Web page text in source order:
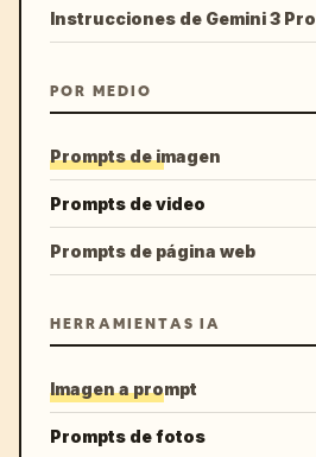
Instrucciones de Gemini 3 Pro
POR MEDIO
Prompts de imagen
Prompts de video
Prompts de página web
HERRAMIENTAS IA
Imagen a prompt
Prompts de fotos